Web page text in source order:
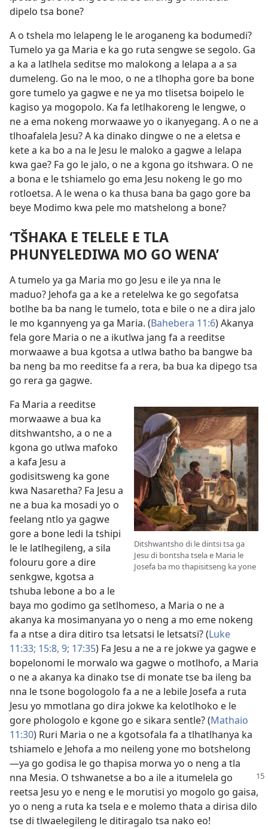
dipelo tsa bone?
A o tshela mo lelapeng le le aroganeng ka bodumedi?
Tumelo ya ga Maria e ka go ruta sengwe se segolo. Ga
a ka a latlhela seditse mo malokong a lelapa a a sa
dumeleng. Go na le moo, o ne a tlhopha gore ba bone
gore tumelo ya gagwe e ne ya mo tlisetsa boipelo le
kagiso ya mogopolo. Ka fa letlhakoreng le lengwe, o
ne a ema nokeng morwaawe yo o ikanyegang. A o ne a
tlhoafalela Jesu? A ka dinako dingwe o ne a eletsa e
kete a ka bo a na le Jesu le maloko a gagwe a lelapa
kwa gae? Fa go le jalo, o ne a kgona go itshwara. O ne
a bona e le tshiamelo go ema Jesu nokeng le go mo
rotloetsa. A le wena o ka thusa bana ba gago gore ba
beye Modimo kwa pele mo matshelong a bone?
‘TŠHAKA E TELELE E TLA
PHUNYELEDIWA MO GO WENA’
A tumelo ya ga Maria mo go Jesu e ile ya nna le
maduo? Jehofa ga a ke a retelelwa ke go segofatsa
botlhe ba ba nang le tumelo, tota e bile o ne a dira jalo
le mo kgannyeng ya ga Maria. (Bahebera 11:6) Akanya
fela gore Maria o ne a ikutlwa jang fa a reeditse
morwaawe a bua kgotsa a utlwa batho ba bangwe ba
ba neng ba mo reeditse fa a rera, ba bua ka dipego tsa
go rera ga gagwe.
Ditshwantsho di le dintsi tsa ga
Jesu di bontsha tsela e Maria le
Josefa ba mo thapisitseng ka yone
Fa Maria a reeditse
morwaawe a bua ka
ditshwantsho, a o ne a
kgona go utlwa mafoko
a kafa Jesu a
godisitsweng ka gone
kwa Nasaretha? Fa Jesu a
ne a bua ka mosadi yo o
feelang ntlo ya gagwe
gore a bone ledi la tshipi
le le latlhegileng, a sila
folouru gore a dire
senkgwe, kgotsa a
tshuba lebone a bo a le
baya mo godimo ga setlhomeso, a Maria o ne a
akanya ka mosimanyana yo o neng a mo eme nokeng
fa a ntse a dira ditiro tsa letsatsi le letsatsi? (Luke
11:33; 15:8, 9; 17:35) Fa Jesu a ne a re jokwe ya gagwe e
bopelonomi le morwalo wa gagwe o motlhofo, a Maria
o ne a akanya ka dinako tse di monate tse ba ileng ba
nna le tsone bogologolo fa a ne a lebile Josefa a ruta
Jesu yo mmotlana go dira jokwe ka kelotlhoko e le
gore phologolo e kgone go e sikara sentle? (Mathaio
11:30) Ruri Maria o ne a kgotsofala fa a tlhatlhanya ka
tshiamelo e Jehofa a mo neileng yone mo botshelong
—ya go godisa le go thapisa morwa yo o neng a tla
nna Mesia. O tshwanetsea bo a ile a itumelela go
reetsa Jesu yo e neng e le morutisi yo mogolo go gaisa,
yo o neng a ruta ka tsela e e molemo thata a dirisa dilo
tse di tlwaelegileng le ditiragalo tsa nako eo!